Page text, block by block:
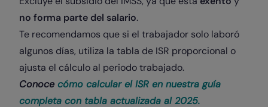
no forma parte del salario.
Te recomendamos que si el trabajador solo laboró
algunos días, utiliza la tabla de ISR proporcional o
ajusta el cálculo al periodo trabajado.
Conoce cómo calcular el ISR en nuestra guía
completa con tabla actualizada al 2025.